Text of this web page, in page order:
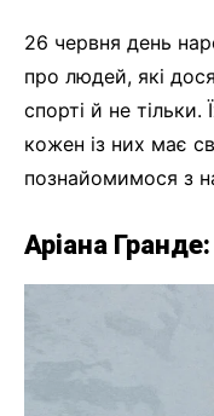
26 червня день
про людей, які
спорті й не тільки.
кожен із них має
познайомимося з
Аріана